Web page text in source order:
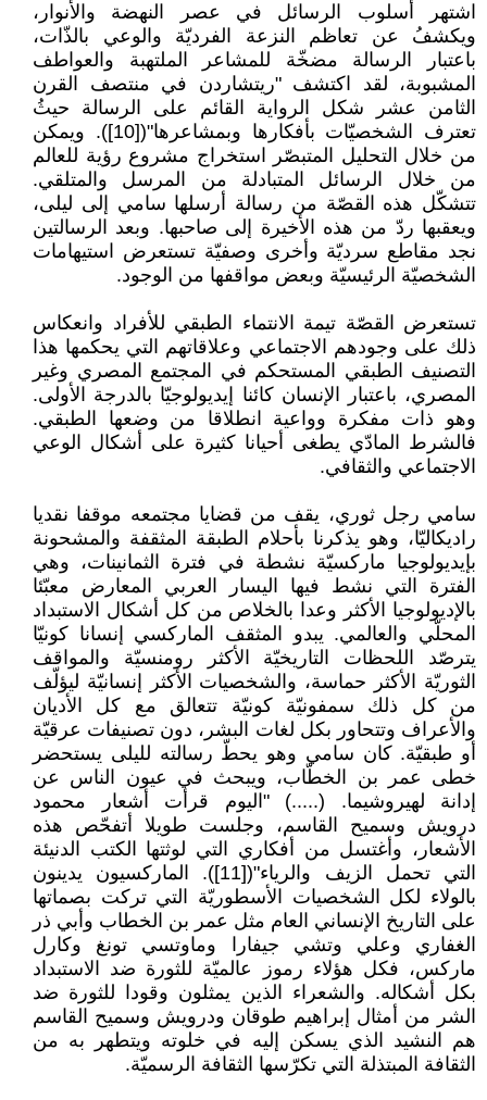
اشتهر أسلوب الرسائل في عصر النهضة والأنوار،
ويكشفُ عن تعاظم النزعة الفرديّة والوعي بالذّات،
باعتبار الرسالة مضخّة للمشاعر الملتهبة والعواطف
المشبوبة، لقد اكتشف "ريتشاردن في منتصف القرن
الثامن عشر شكل الرواية القائم على الرسالة حيثُ
تعترف الشخصيّات بأفكارها وبمشاعرها"([10]). ويمكن
من خلال التحليل المتبصّر استخراج مشروع رؤية للعالم
من خلال الرسائل المتبادلة من المرسل والمتلقي.
تتشكّل هذه القصّة من رسالة أرسلها سامي إلى ليلى،
ويعقبها ردّ من هذه الأخيرة إلى صاحبها. وبعد الرسالتين
نجد مقاطع سرديّة وأخرى وصفيّة تستعرض استيهامات
الشخصيّة الرئيسيّة وبعض مواقفها من الوجود.
تستعرض القصّة تيمة الانتماء الطبقي للأفراد وانعكاس
ذلك على وجودهم الاجتماعي وعلاقاتهم التي يحكمها هذا
التصنيف الطبقي المستحكم في المجتمع المصري وغير
المصري، باعتبار الإنسان كائنا إيديولوجيّا بالدرجة الأولى.
وهو ذات مفكرة وواعية انطلاقا من وضعها الطبقي.
فالشرط المادّي يطغى أحيانا كثيرة على أشكال الوعي
الاجتماعي والثقافي.
سامي رجل ثوري، يقف من قضايا مجتمعه موقفا نقديا
راديكاليّا، وهو يذكرنا بأحلام الطبقة المثقفة والمشحونة
بإيديولوجيا ماركسيّة نشطة في فترة الثمانينات، وهي
الفترة التي نشط فيها اليسار العربي المعارض معبّئا
بالإديولوجيا الأكثر وعدا بالخلاص من كل أشكال الاستبداد
المحلّي والعالمي. يبدو المثقف الماركسي إنسانا كونيّا
يترصّد اللحظات التاريخيّة الأكثر رومنسيّة والمواقف
الثوريّة الأكثر حماسة، والشخصيات الأكثر إنسانيّة ليؤلّف
من كل ذلك سمفونيّة كونيّة تتعالق مع كل الأديان
والأعراف وتتحاور بكل لغات البشر، دون تصنيفات عرقيّة
أو طبقيّة. كان سامي وهو يحطّ رسالته لليلى يستحضر
خطى عمر بن الخطّاب، ويبحث في عيون الناس عن
إدانة لهيروشيما. (.....) "اليوم قرأت أشعار محمود
درويش وسميح القاسم، وجلست طويلا أتفحّص هذه
الأشعار، وأغتسل من أفكاري التي لوثتها الكتب الدنيئة
التي تحمل الزيف والرياء"([11]). الماركسيون يدينون
بالولاء لكل الشخصيات الأسطوريّة التي تركت بصماتها
على التاريخ الإنساني العام مثل عمر بن الخطاب وأبي ذر
الغفاري وعلي وتشي جيفارا وماوتسي تونغ وكارل
ماركس، فكل هؤلاء رموز عالميّة للثورة ضد الاستبداد
بكل أشكاله. والشعراء الذين يمثلون وقودا للثورة ضد
الشر من أمثال إبراهيم طوقان ودرويش وسميح القاسم
هم النشيد الذي يسكن إليه في خلوته ويتطهر به من
الثقافة المبتذلة التي تكرّسها الثقافة الرسميّة.